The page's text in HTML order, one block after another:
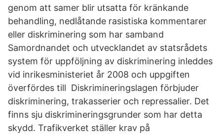
genom att samer blir utsatta för kränkande
behandling, nedlåtande rasistiska kommentarer
eller diskriminering som har samband
Samordnandet och utvecklandet av statsrådets
system för uppföljning av diskriminering inleddes
vid inrikesministeriet år 2008 och uppgiften
överfördes till Diskrimineringslagen förbjuder
diskriminering, trakasserier och repressalier. Det
finns sju diskrimineringsgrunder som har detta
skydd. Trafikverket ställer krav på